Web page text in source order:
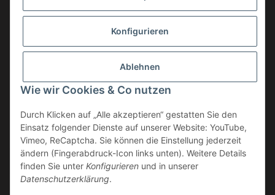
Konfigurieren
Ablehnen
Wie wir Cookies & Co nutzen
Durch Klicken auf „Alle akzeptieren“ gestatten Sie den
Einsatz folgender Dienste auf unserer Website: YouTube,
Vimeo, ReCaptcha. Sie können die Einstellung jederzeit
ändern (Fingerabdruck-Icon links unten). Weitere Details
finden Sie unter Konfigurieren und in unserer
Datenschutzerklärung.
Newsletter Abonnieren
Gesetzliche Informationen
Service
Vertrag widerrufen
* Alle Preise inkl. gesetzlicher USt., zzgl.